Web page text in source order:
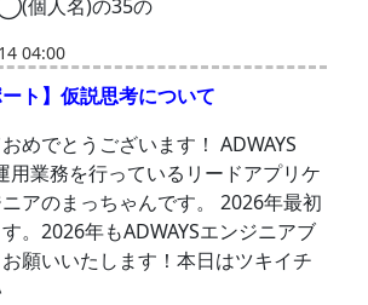
個人名)の35の
04:00
ート】仮説思考について
めでとうございます！ ADWAYS
用業務を行っているリードアプリケ
アのまっちゃんです。 2026年最初
。2026年もADWAYSエンジニアブ
願いいたします！本日はツキイチ